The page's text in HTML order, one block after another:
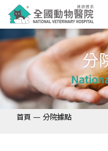
分
首頁 — 分院據點